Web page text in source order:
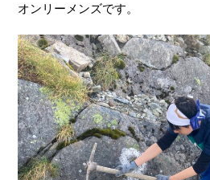
オンリーメンズです。